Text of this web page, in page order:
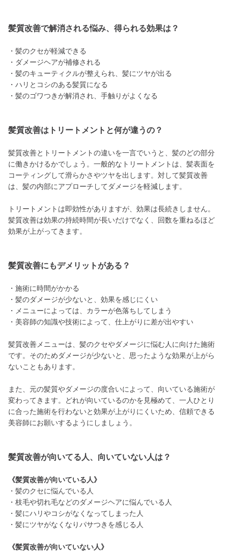
髪質改善で解消される悩み、得られる効果は？
・髪のクセが軽減できる
・ダメージヘアが補修される
・髪のキューティクルが整えられ、髪にツヤが出る
・ハリとコシのある髪質になる
・髪のゴワつきが解消され、手触りがよくなる
髪質改善はトリートメントと何が違うの？
髪質改善とトリートメントの違いを一言でいうと、髪のどの部分
に働きかけるかでしょう。一般的なトリートメントは、髪表面を
コーティングして滑らかさやツヤを出します。対して髪質改善
は、髪の内部にアプローチしてダメージを軽減します。
トリートメントは即効性がありますが、効果は長続きしません。
髪質改善は効果の持続時間が長いだけでなく、回数を重ねるほど
効果が上がってきます。
髪質改善にもデメリットがある？
・施術に時間がかかる
・髪のダメージが少ないと、効果を感じにくい
・メニューによっては、カラーが色落ちしてしまう
・美容師の知識や技術によって、仕上がりに差が出やすい
髪質改善メニューは、髪のクセやダメージに悩む人に向けた施術
です。そのためダメージが少ないと、思ったような効果が上がら
ないこともあります。
また、元の髪質やダメージの度合いによって、向いている施術が
変わってきます。どれが向いているのかを見極めて、一人ひとり
に合った施術を行わないと効果が上がりにくいため、信頼できる
美容師にお願いするようにしましょう。
髪質改善が向いてる人、向いていない人は？
《髪質改善が向いている人》
・髪のクセに悩んでいる人
・枝毛や切れ毛などのダメージヘアに悩んでいる人
・髪にハリやコシがなくなってしまった人
・髪にツヤがなくなりパサつきを感じる人
《髪質改善が向いていない人》